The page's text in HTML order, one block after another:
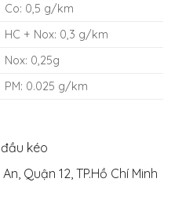
Co: 0,5 g/km
HC + Nox: 0,3 g/km
Nox: 0,25g
PM: 0.025 g/km
kéo
Quận 12, TP.Hồ Chí Minh